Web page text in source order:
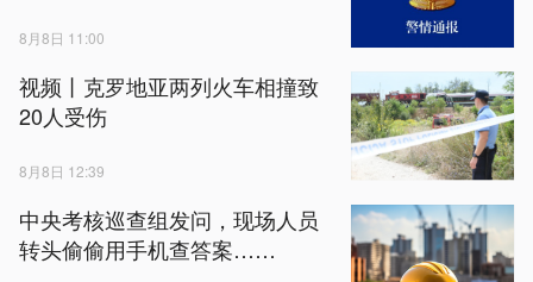
8月8日 11:00
视频丨克罗地亚两列火车相撞致
20人受伤
8月8日 12:39
中央考核巡查组发问，现场人员
转头偷偷用手机查答案……